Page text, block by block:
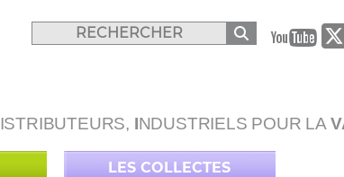
B
ISTRIBUTEURS, INDUSTRIELS POUR LA
LES COLLECTES